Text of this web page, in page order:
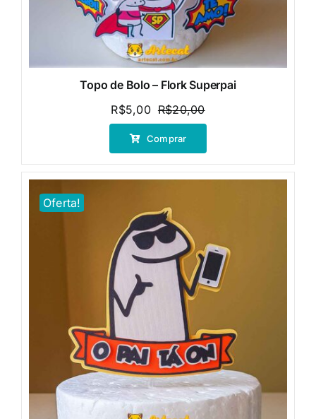
Topo de Bolo – Flork Superpai
R$20,00O
preço
era:
R$5,00
O
preço
é:
Comprar
Oferta!